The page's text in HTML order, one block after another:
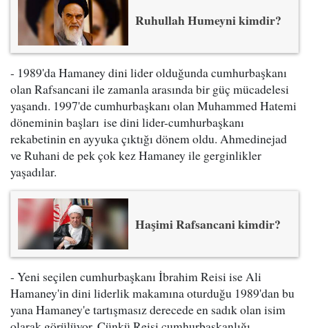
Ruhullah Humeyni kimdir?
- 1989'da Hamaney dini lider olduğunda cumhurbaşkanı
olan Rafsancani ile zamanla arasında bir güç mücadelesi
yaşandı. 1997'de cumhurbaşkanı olan Muhammed Hatemi
döneminin başları ise dini lider-cumhurbaşkanı
rekabetinin en ayyuka çıktığı dönem oldu. Ahmedinejad
ve Ruhani de pek çok kez Hamaney ile gerginlikler
yaşadılar.
Haşimi Rafsancani kimdir?
- Yeni seçilen cumhurbaşkanı İbrahim Reisi ise Ali
Hamaney'in dini liderlik makamına oturduğu 1989'dan bu
yana Hamaney'e tartışmasız derecede en sadık olan isim